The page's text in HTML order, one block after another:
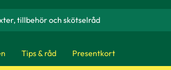
Tips & råd Presentkort